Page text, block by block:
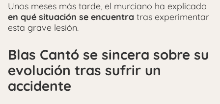
Unos meses más tarde, el murciano ha explicado
en qué situación se encuentra tras experimentar
esta grave lesión.
Blas Cantó se sincera sobre su
evolución tras sufrir un
accidente